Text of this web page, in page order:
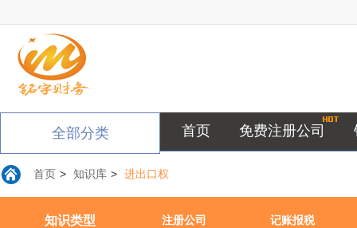
全部分类 首页 免费注册公司
首页 > 知识库 > 进出口权
知识类型 注册公司 记账报税